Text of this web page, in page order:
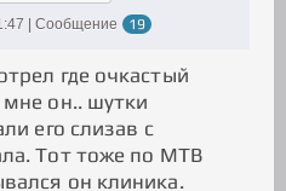
| Сообщение
19
где очкастый
он.. шутки
его слизав с
Тот тоже по МТВ
он клиника.